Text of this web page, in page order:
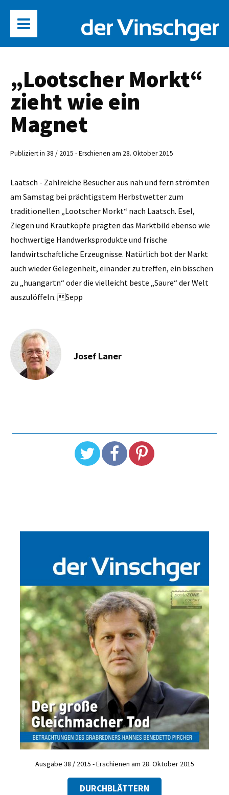
„Lootscher Morkt“
zieht wie ein
Magnet
Publiziert in 38 / 2015 - Erschienen am 28. Oktober 2015
Laatsch - Zahlreiche Besucher aus nah und fern strömten
am Samstag bei prächtigstem Herbstwetter zum
traditionellen „Lootscher Morkt“ nach Laatsch. Esel,
Ziegen und Krautköpfe prägten das Marktbild ebenso wie
hochwertige Handwerksprodukte und frische
landwirtschaftliche Erzeugnisse. Natürlich bot der Markt
auch wieder Gelegenheit, einander zu treffen, ein bisschen
zu „huangartn“ oder die vielleicht beste „Saure“ der Welt
auszulöffeln. Sepp
Josef Laner
Ausgabe 38 / 2015 - Erschienen am 28. Oktober 2015
DURCHBLÄTTERN